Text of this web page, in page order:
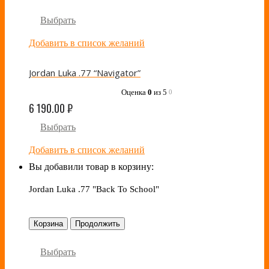
Выбрать
Добавить в список желаний
Jordan Luka .77 “Navigator”
Оценка 0 из 5 0
6 190.00₽
Выбрать
Добавить в список желаний
Вы добавили товар в корзину:
Jordan Luka .77 "Back To School"
Корзина Продолжить
Выбрать